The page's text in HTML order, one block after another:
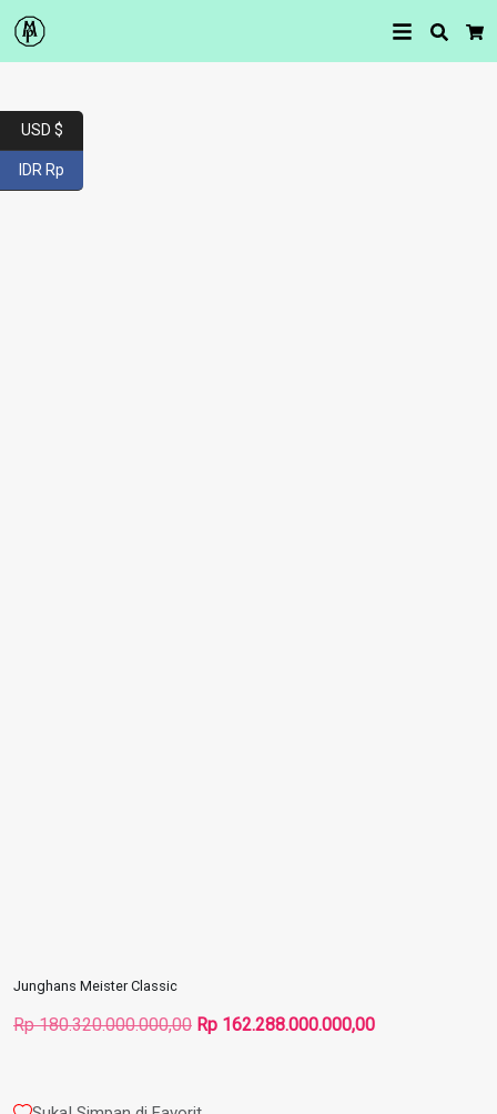
Junghans Meister Classic
Rp180.320.000.000,00 Harga
Rp 180.320.000.000,00.
Rp 162.288.000.000,00Harga
USD $
IDR Rp